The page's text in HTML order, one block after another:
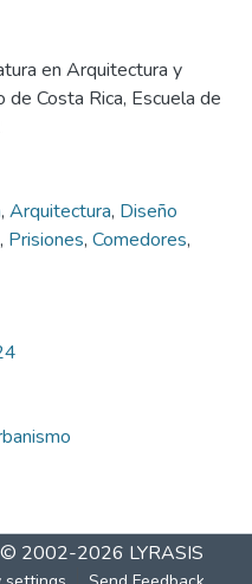
en Arquitectura y
Costa Rica, Escuela de
, Arquitectura, Diseño
, Prisiones, Comedores,
© 2002-2026 LYRASIS